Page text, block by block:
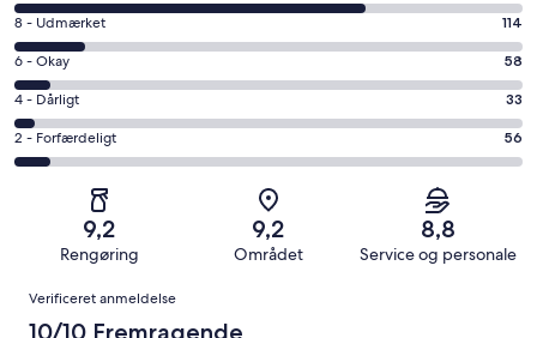
på
10
−
Fremragende.
570
af
i
anmeldelser
Bedømmelse
på
8
−
Udmærket.
114
8 - Udmærket 114
Bedømmelse
på
6
−
Okay.
831
6 - Okay 58
Bedømmelse
på
4
alt
831
4 - Dårligt 33
Bedømmelse
på
Forfærdeligt.
af
2 - Forfærdeligt 56
9,2
Rengøring
9,2
Området
8,8
Service og personale
Anmeldelser
Verificeret anmeldelse